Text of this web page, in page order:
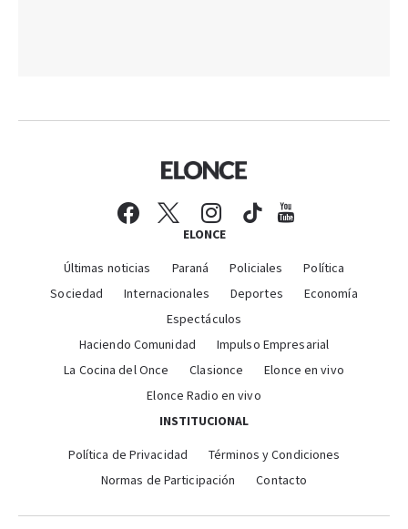
ELONCE
Últimas noticias Paraná Policiales
Política
Sociedad
Internacionales Deportes
Economía
Espectáculos
Haciendo Comunidad
Impulso Empresarial
La Cocina del Once
Clasionce
Elonce en vivo
Elonce Radio en vivo
INSTITUCIONAL
Política de Privacidad
Términos y Condiciones
Normas de Participación
Contacto